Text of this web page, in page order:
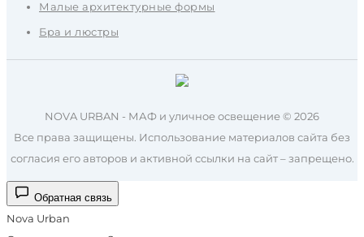
Малые архитектурные формы
Бра и люстры
NOVA URBAN - МАФ и уличное освещение © 2026
Все права защищены. Использование материалов сайта без
согласия его авторов и активной ссылки на сайт – запрещено.
Обратная связь
Nova Urban